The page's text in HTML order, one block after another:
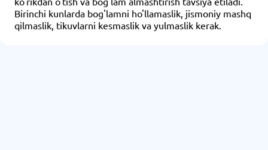
Birinchi kunlarda bog'lamni ho'llamaslik, jismoniy mashq
qilmaslik, tikuvlarni kesmaslik va yulmaslik kerak.